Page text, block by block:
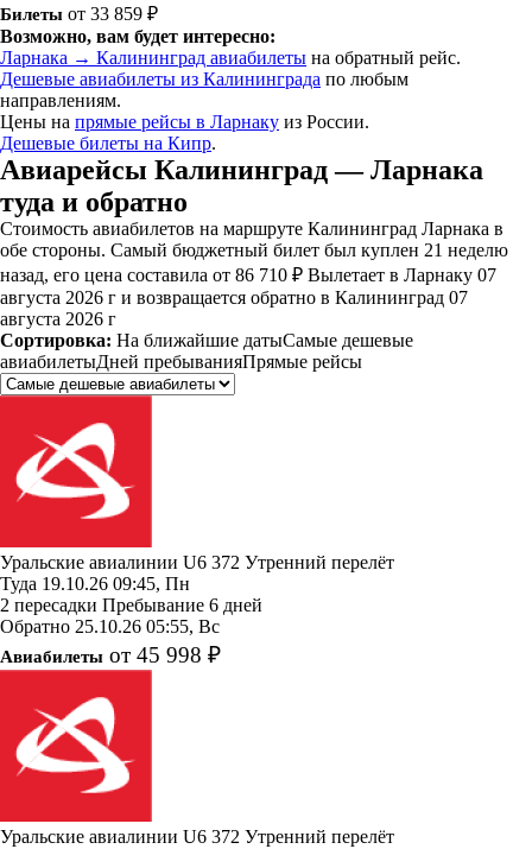
Билеты от 33 859 ₽
Возможно, вам будет интересно:
Ларнака → Калининград авиабилеты на обратный рейс.
Дешевые авиабилеты из Калининграда по любым
направлениям.
Цены на прямые рейсы в Ларнаку из России.
Дешевые билеты на Кипр.
Авиарейсы Калининград — Ларнака
туда и обратно
Стоимость авиабилетов на маршруте Калининград Ларнака в
обе стороны. Самый бюджетный билет был куплен 21 неделю
назад, его цена составила от 86 710 ₽ Вылетает в Ларнаку 07
августа 2026 г и возвращается обратно в Калининград 07
августа 2026 г
Сортировка: На ближайшие датыСамые дешевые
авиабилетыДней пребыванияПрямые рейсы
Уральские авиалинии U6 372 Утренний перелёт
Туда 19.10.26 09:45, Пн
2 пересадки Пребывание 6 дней
Обратно 25.10.26 05:55, Вс
Авиабилеты от 45 998 ₽
Уральские авиалинии U6 372 Утренний перелёт